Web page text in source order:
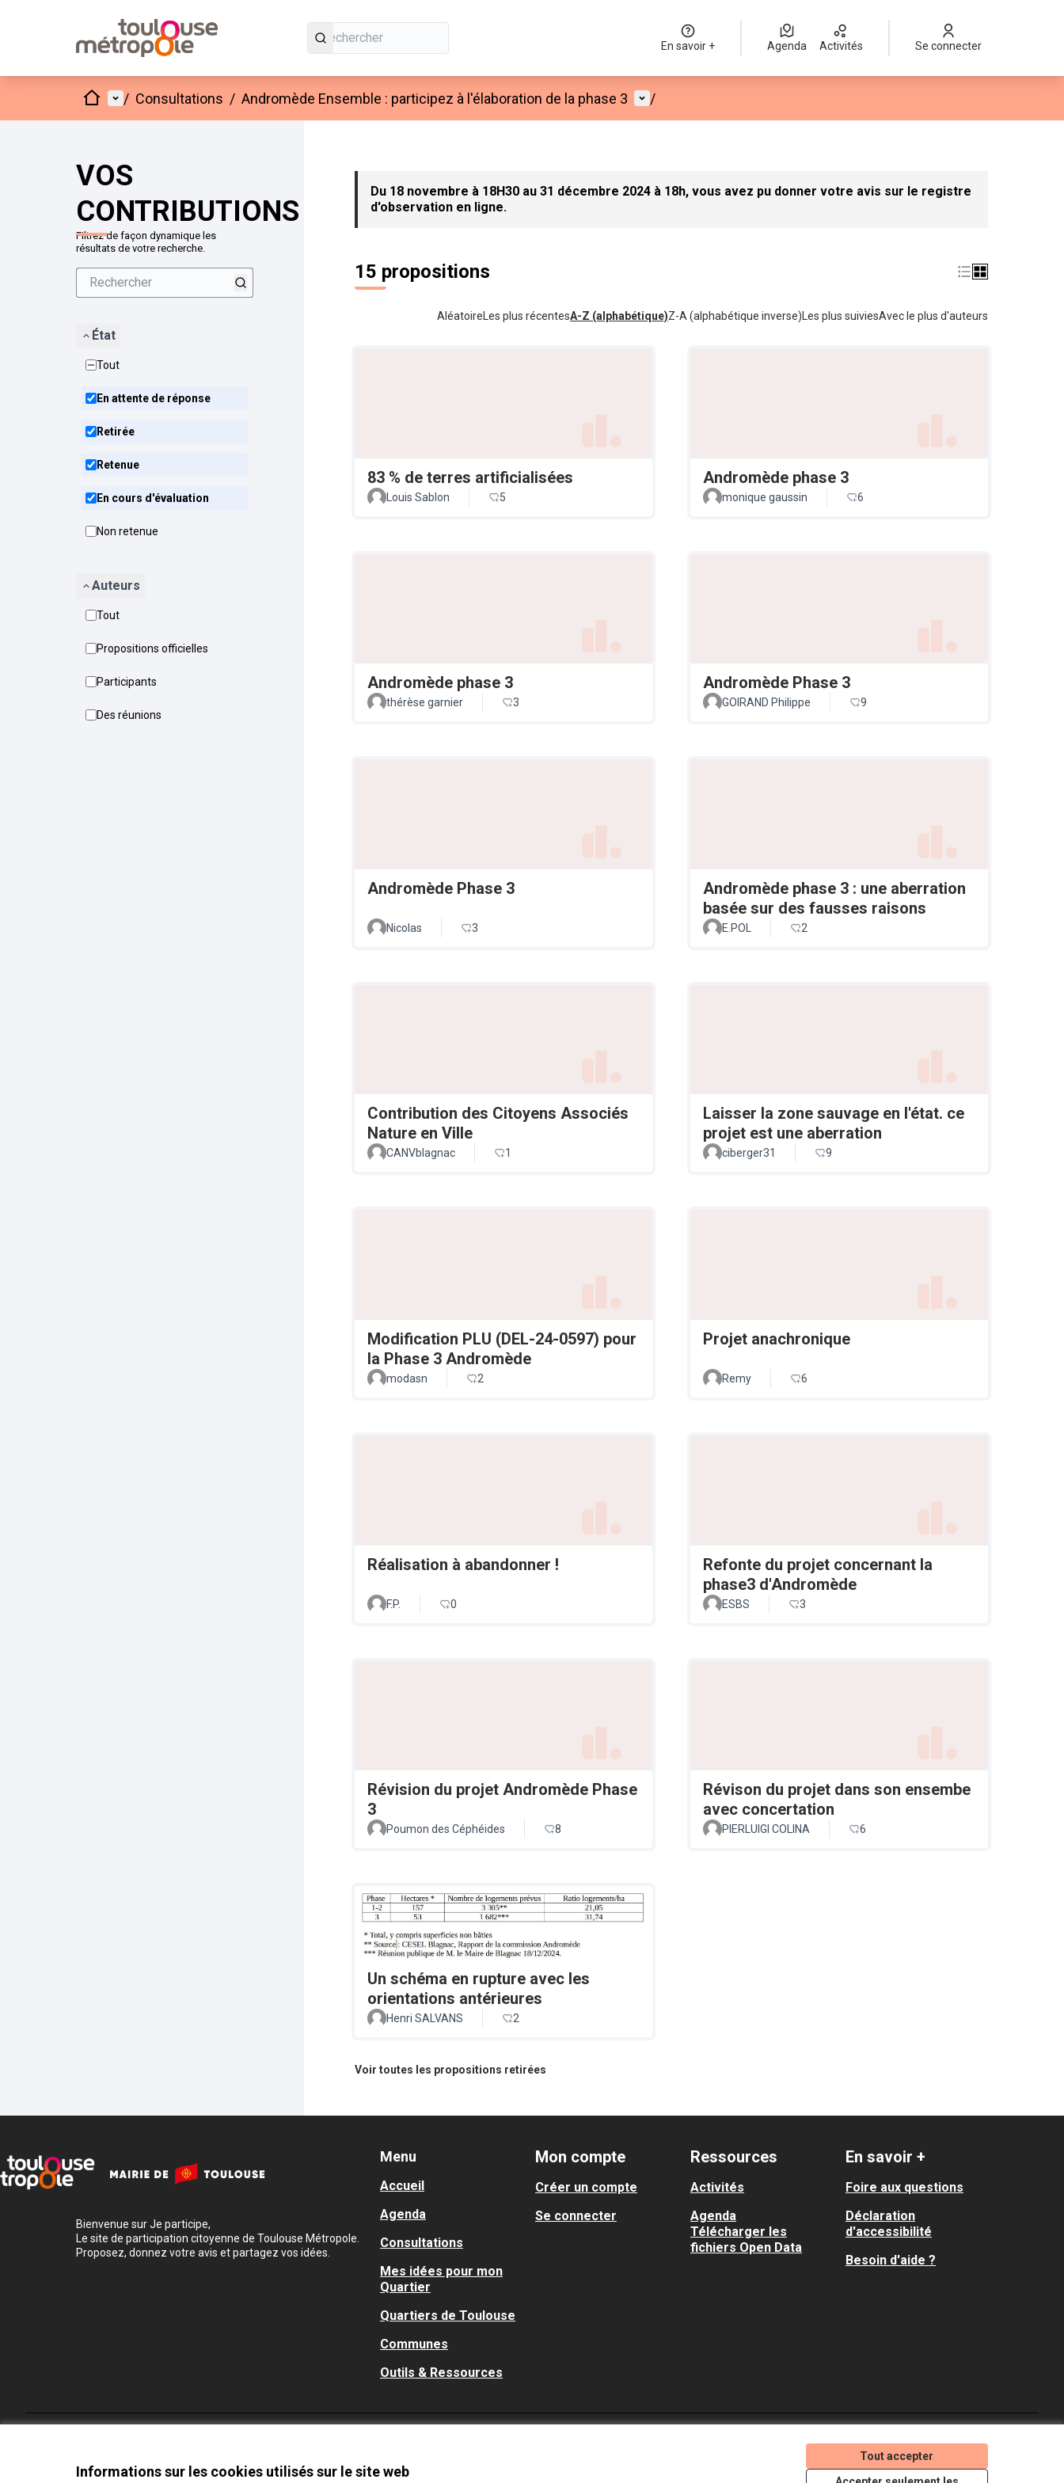
Informations sur les cookies utilisés sur le site web
Tout accepter
En savoir + Agenda Activités Se connecter
AccueilMenu principal
/ Consultations / Andromède Ensemble : participez à l'élaboration de la phase 3 Menu utilisateur
/
VOS
CONTRIBUTIONS
Filtrez de façon dynamique les
résultats de votre recherche.
État
Tout
En attente de réponse
Retirée
Retenue
En cours d'évaluation
Non retenue
Auteurs
Tout
Propositions officielles
Participants
Des réunions
Du 18 novembre à 18H30 au 31 décembre 2024 à 18h, vous avez pu donner votre avis sur le registre
d'observation en ligne.
15 propositions
Aléatoire Les plus récentesA-Z (alphabétique)Z-A (alphabétique inverse) Les plus suiviesAvec le plus d'auteurs
83 % de terres artificialisées
Louis Sablon 5
Andromède phase 3
monique gaussin 6
Andromède phase 3
thérèse garnier 3
Andromède Phase 3
GOIRAND Philippe 9
Andromède Phase 3
Nicolas 3
Andromède phase 3 : une aberration
basée sur des fausses raisons
E.POL 2
Contribution des Citoyens Associés
Nature en Ville
CANVblagnac 1
Laisser la zone sauvage en l'état. ce
projet est une aberration
ciberger31 9
Modification PLU (DEL-24-0597) pour
la Phase 3 Andromède
modasn 2
Projet anachronique
Remy 6
Réalisation à abandonner !
F.P. 0
Refonte du projet concernant la
phase3 d'Andromède
ESBS 3
Révision du projet Andromède Phase
3
Poumon des Céphéides 8
Révison du projet dans son ensembe
avec concertation
PIERLUIGI COLINA 6
Un schéma en rupture avec les
orientations antérieures
Henri SALVANS 2
Voir toutes les propositions retirées
Bienvenue sur Je participe,
Le site de participation citoyenne de Toulouse Métropole.
Proposez, donnez votre avis et partagez vos idées.
Menu
Accueil
Agenda
Consultations
Mes idées pour mon
Quartier
Quartiers de Toulouse
Communes
Outils & Ressources
Mon compte
Créer un compte
Se connecter
Ressources
Activités
Agenda
Télécharger les
fichiers Open Data
En savoir +
Foire aux questions
Déclaration
d'accessibilité
Besoin d'aide ?
(Lien externe)
(Lien externe)
(Lien externe)